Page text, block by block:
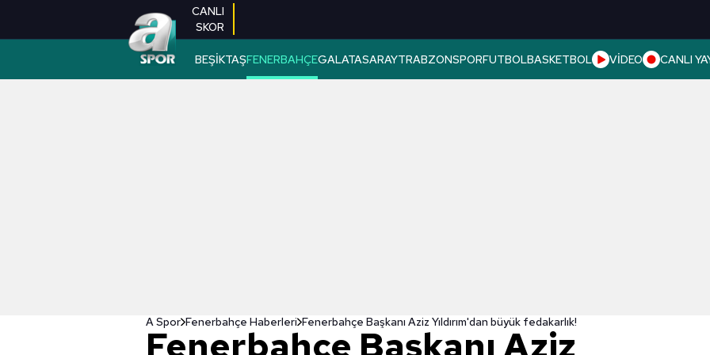
CANLI
SKOR
BEŞİKTAŞFENERBAHÇEGALATASARAYTRABZONSPORFUTBOLBASKETBOL VİDEO CANLI
A Spor Fenerbahçe Haberleri Fenerbahçe Başkanı Aziz Yıldırım'dan büyük fedakarlık!
Fenerbahçe Başkanı Aziz